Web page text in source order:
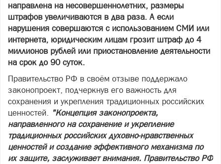
направлена на несовершеннолетних, размеры
штрафов увеличиваются в два раза. А если
нарушения совершаются с использованием СМИ или
интернета, юридическим лицам грозит штраф до 4
миллионов рублей или приостановление деятельности
на срок до 90 суток.
Правительство РФ в своём отзыве поддержало
законопроект, подчеркнув его важность для
сохранения и укрепления традиционных российских
ценностей. "Концепция законопроекта,
направленного на сохранение и укрепление
традиционных российских духовно-нравственных
ценностей и создание эффективного механизма по
их защите, заслуживает внимания. Правительство РФ